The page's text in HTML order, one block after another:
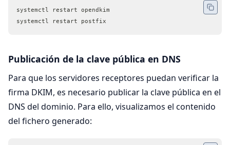
systemctl restart opendkim
systemctl restart postfix
Publicación de la clave pública en DNS
Para que los servidores receptores puedan verificar la
firma DKIM, es necesario publicar la clave pública en el
DNS del dominio. Para ello, visualizamos el contenido
del fichero generado: